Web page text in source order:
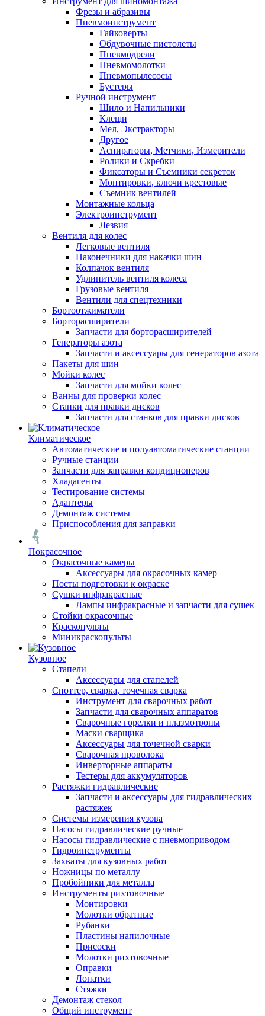
Фрезы и абразивы
Пневмоинструмент
Гайковерты
Обдувочные пистолеты
Пневмодрели
Пневмомолотки
Пневмопылесосы
Бустеры
Ручной инструмент
Шило и Напильники
Клещи
Мел, Экстракторы
Другое
Аспираторы, Метчики, Измерители
Ролики и Скребки
Фиксаторы и Съемники секреток
Монтировки, ключи крестовые
Съемник вентилей
Монтажные кольца
Электроинструмент
Лезвия
Вентиля для колес
Легковые вентиля
Наконечники для накачки шин
Колпачок вентиля
Удлинитель вентиля колеса
Грузовые вентиля
Вентили для спецтехники
Бортоотжиматели
Борторасширители
Запчасти для борторасширителей
Генераторы азота
Запчасти и аксессуары для генераторов азота
Пакеты для шин
Мойки колес
Запчасти для мойки колес
Ванны для проверки колес
Станки для правки дисков
Запчасти для станков для правки дисков
Климатическое
Автоматические и полуавтоматические станции
Ручные станции
Запчасти для заправки кондиционеров
Хладагенты
Тестирование системы
Адаптеры
Демонтаж системы
Приспособления для заправки
Покрасочное
Окрасочные камеры
Аксессуары для окрасочных камер
Посты подготовки к окраске
Сушки инфракрасные
Лампы инфракрасные и запчасти для сушек
Стойки окрасочные
Краскопульты
Миникраскопульты
Кузовное
Стапели
Аксессуары для стапелей
Споттер, сварка, точечная сварка
Инструмент для сварочных работ
Запчасти для сварочных аппаратов
Сварочные горелки и плазмотроны
Маски сварщика
Аксессуары для точечной сварки
Сварочная проволока
Инверторные аппараты
Тестеры для аккумуляторов
Растяжки гидравлические
Запчасти и аксессуары для гидравлических
растяжек
Системы измерения кузова
Насосы гидравлические ручные
Насосы гидравлические с пневмоприводом
Гидроинструменты
Захваты для кузовных работ
Ножницы по металлу
Пробойники для металла
Инструменты рихтовочные
Монтировки
Молотки обратные
Рубанки
Пластины напилочные
Присоски
Молотки рихтовочные
Оправки
Лопатки
Стяжки
Демонтаж стекол
Общий инструмент